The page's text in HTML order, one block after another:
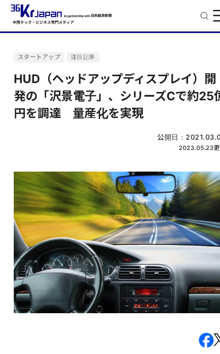
スタートアップ 注目記事
HUD（ヘッドアップディスプレイ）開
発の「沢景電子」、シリーズCで約25
円を調達 量産化を実現
公開日：
2023.05.23